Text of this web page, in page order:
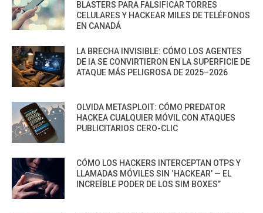
BLASTERS PARA FALSIFICAR TORRES
CELULARES Y HACKEAR MILES DE TELÉFONOS
EN CANADÁ
LA BRECHA INVISIBLE: CÓMO LOS AGENTES
DE IA SE CONVIRTIERON EN LA SUPERFICIE DE
ATAQUE MÁS PELIGROSA DE 2025–2026
OLVIDA METASPLOIT: CÓMO PREDATOR
HACKEA CUALQUIER MÓVIL CON ATAQUES
PUBLICITARIOS CERO-CLIC
CÓMO LOS HACKERS INTERCEPTAN OTPS Y
LLAMADAS MÓVILES SIN ‘HACKEAR’ — EL
INCREÍBLE PODER DE LOS SIM BOXES”